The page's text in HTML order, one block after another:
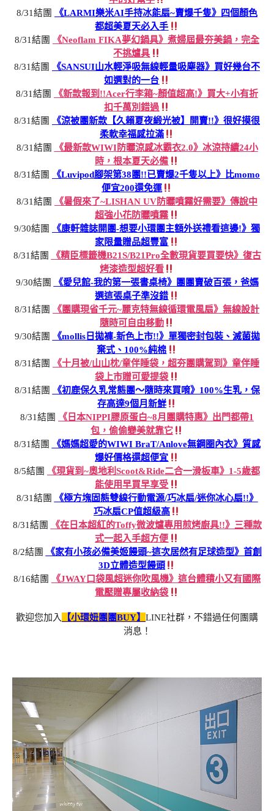
8/31結團
《LARMI樂米AI手持冰能扇~賣爆千隻》四個顏色
都超美夏天必入手
8/31結團
《Neoflam FIKA夢幻鍋具》煮婦屆最夯美鍋，完全
不挑爐具
8/31結團
《SANSUI山水輕淨吸無線輕量吸塵器》買好幾台不
如選對的一台
8/31結團
《新款報到!!Acer行李箱~顏值超高!》買大+小有折
扣千萬別錯過
8/31結團
《涼被團新款【久賴夏夜緞光被】開賣!!》很好摸很
柔軟幸福感拉滿
8/31結團
《最新款WIWI防曬涼感冰霸衣2.0》冰涼持續24小
時，根本夏天必備
8/31結團
《Luvipod腳架第38團!!已賣爆2千隻以上》比momo
便宜200還免運
8/31結團
《暑假來了~LISHAN UV防曬噴霧好需要》傳說中
超強小花防曬噴霧
9/30結團
《康軒雜誌開團-想要小環團主額外送禮看這邊!》獨
家限量贈品超豐富
8/31結團
《精臣標籤機B21S/B21Pro全數現貨要買要快》復古
烤漆造型超好看
9/30結團
《愛兒館-我的第一張書桌椅》團團賣破百張，爸媽
選這張桌子準沒錯
8/31結團
《團購現省千元~麗克特無線循環電風扇》無線設計
隨時可自由移動
9/30結團
《mollis日拋褲-新色上市!!》單獨密封包裝、滅菌拋
棄式、100%純棉
8/31結團
《十月被/山山枕/童伴睡袋，超夯團購駕到》童伴睡
袋上市贈可愛提袋
8/31結團
《初鹿保久乳常態團～隨時來買唷》100%生乳，保
存高達9個月新鮮
8/31結團
《日本NIPPI膠原蛋白~8月團購特惠》出門都帶1
包，偷偷變美就靠它
8/31結團
《媽媽超愛的WIWI BraT/Anlove無鋼圈內衣》質感
爆好價格還超便宜
8/5結團
《現貨到~奧地利Scoot&Ride二合一滑板車》1-5歲都
能使用早買早享受
8/31結團
《極方塊固態雙線行動電源/巧冰扇/迷你冰心扇!!》
巧冰扇CP值超級高
8/31結團
《在日本超紅的Toffy微波爐專用煎烤廚具!!》三種款
式一起入手超方便
8/2結團
《家有小孩必備美姬饅頭~這次居然有足球造型》首創
3D立體造型饅頭
8/16結團
《JWAY口袋風超迷你吹風機》這台體積小又有國際
電壓贈專屬收納袋
歡迎您加入 【小環妞團團BUY】 LINE社群，不錯過任何團購
消息！